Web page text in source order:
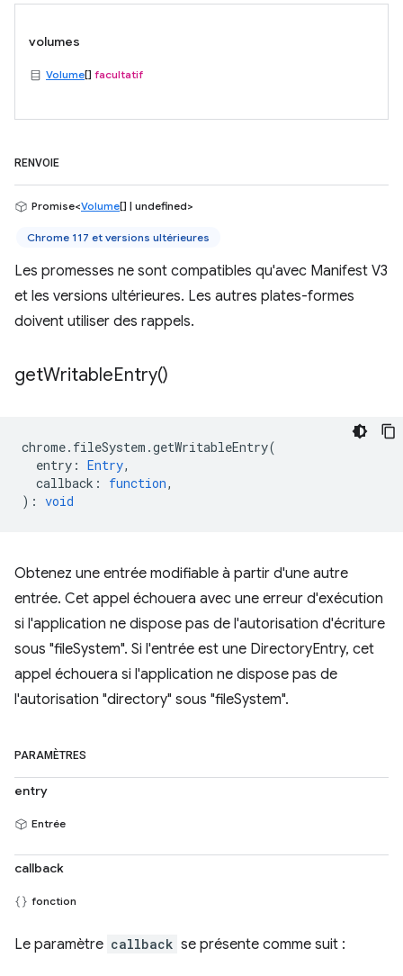
volumes
Volume[] facultatif
RENVOIE
Promise<Volume[] | undefined>
Chrome 117 et versions ultérieures
Les promesses ne sont compatibles qu'avec Manifest V3
et les versions ultérieures. Les autres plates-formes
doivent utiliser des rappels.
getWritableEntry()
chrome. fileSystem .getWritableEntry(
entry : Entry,
callback : function,
) : void
Obtenez une entrée modifiable à partir d'une autre
entrée. Cet appel échouera avec une erreur d'exécution
si l'application ne dispose pas de l'autorisation d'écriture
sous "fileSystem". Si l'entrée est une DirectoryEntry, cet
appel échouera si l'application ne dispose pas de
l'autorisation "directory" sous "fileSystem".
PARAMÈTRES
entry
Entrée
callback
fonction
Le paramètre callback se présente comme suit :